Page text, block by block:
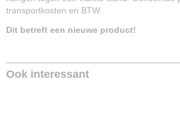
transportkosten en BTW.
Dit betreft een nieuwe product!
Ook interessant